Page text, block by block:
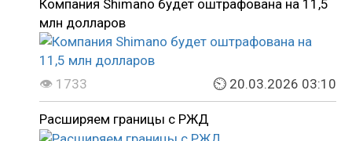
Компания Shimano будет оштрафована на 11,5
млн долларов
👁 1733 ⏲ 20.03.2026 03:10
Расширяем границы с РЖД